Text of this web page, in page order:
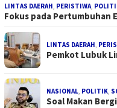
LINTAS DAERAH, PERISTIWA,
Fokus pada Pertumbuhan
LINTAS DAERAH,
Pemkot Lubuk
NASIONAL, POLITIK,
Soal Makan